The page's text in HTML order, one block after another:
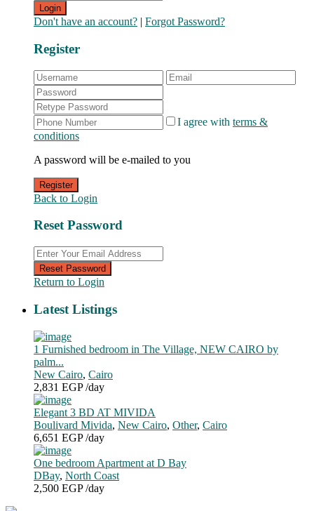
Login
Don't have an account? | Forgot Password?
Register
I agree with terms &
conditions
A password will be e-mailed to you
Register
Back to Login
Reset Password
Reset Password
Return to Login
Latest Listings
1 Furnished bedroom in The Village, NEW CAIRO by
palm...
New Cairo, Cairo
2,831 EGP/day
Elegant 3 BD AT MIVIDA
Boulivard Mivida, New Cairo, Other, Cairo
6,651 EGP/day
One bedroom Apartment at D Bay
DBay, North Coast
2,500 EGP/day